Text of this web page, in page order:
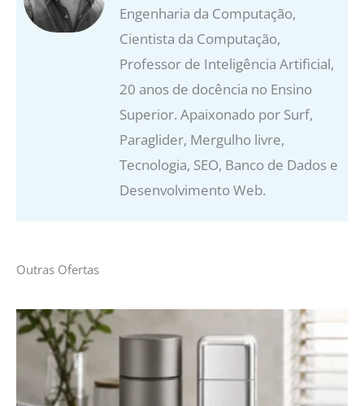
Engenharia da Computação,
Cientista da Computação,
Professor de Inteligência Artificial,
20 anos de docência no Ensino
Superior. Apaixonado por Surf,
Paraglider, Mergulho livre,
Tecnologia, SEO, Banco de Dados e
Desenvolvimento Web.
Outras Ofertas